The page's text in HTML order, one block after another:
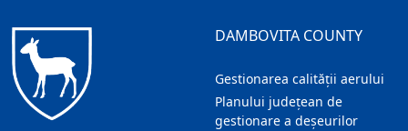
DAMBOVITA COUNTY
Gestionarea calității aerului
Planului județean de
gestionare a deșeurilor